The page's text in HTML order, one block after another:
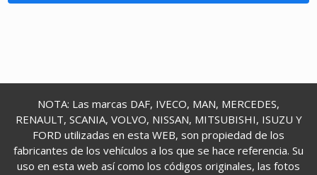
NOTA: Las marcas DAF, IVECO, MAN, MERCEDES,
RENAULT, SCANIA, VOLVO, NISSAN, MITSUBISHI, ISUZU Y
FORD utilizadas en esta WEB, son propiedad de los
fabricantes de los vehículos a los que se hace referencia. Su
uso en esta web así como los códigos originales, las fotos